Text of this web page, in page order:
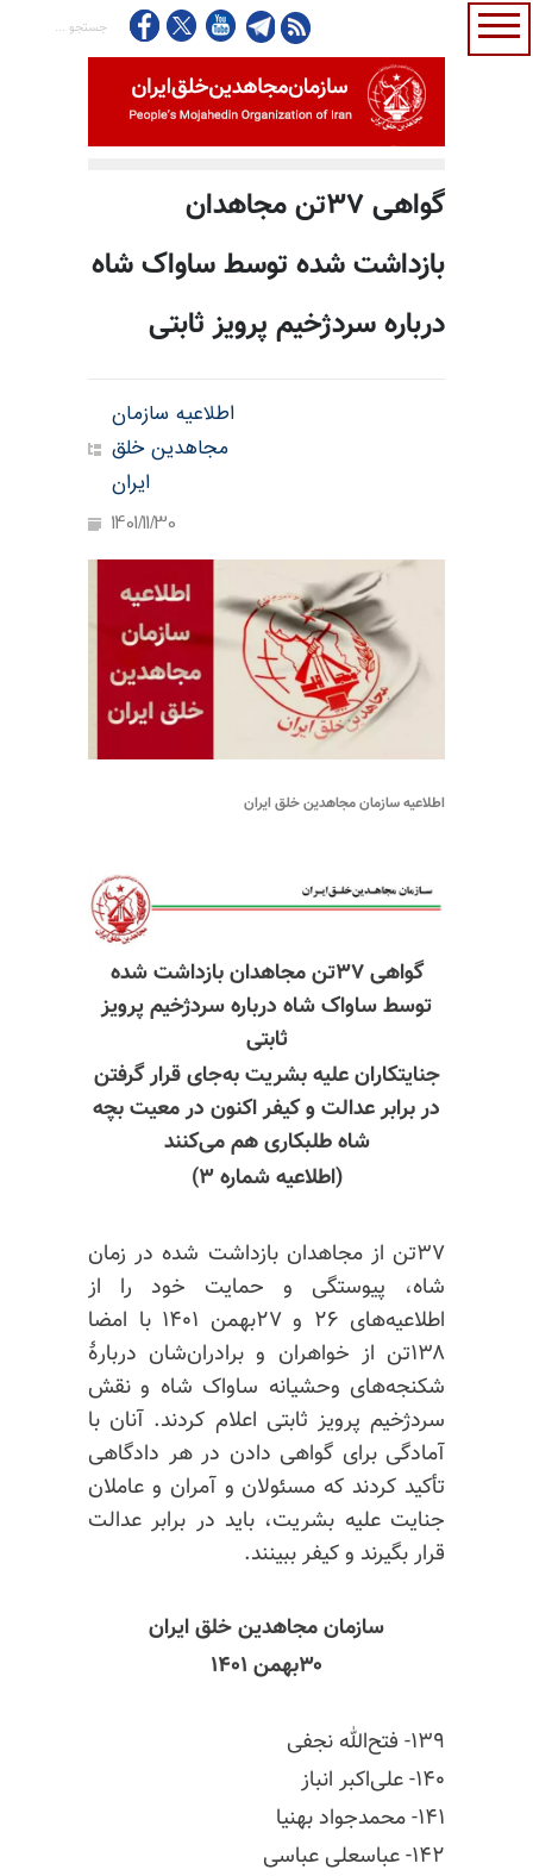
گواهی ۳۷تن مجاهدان
بازداشت شده توسط ساواک شاه
درباره سردژخیم پرویز ثابتی
اطلاعیه سازمان
مجاهدین خلق
ایران
1401/11/30
اطلاعیه سازمان مجاهدین خلق ایران
گواهی ۳۷تن مجاهدان بازداشت شده
توسط ساواک شاه درباره سردژخیم پرویز
ثابتی
جنایتکاران علیه بشریت به‌جای قرار گرفتن
در برابر عدالت و کیفر اکنون در معیت بچه
شاه طلبکاری هم می‌کنند
(اطلاعیه شماره ۳)
۳۷تن از مجاهدان بازداشت شده در زمان
شاه، پیوستگی و حمایت خود را از
اطلاعیه‌های ۲۶ و ۲۷بهمن ۱۴۰۱ با امضا
۱۳۸تن از خواهران و برادران‌شان دربارهٔ
شکنجه‌های وحشیانه ساواک شاه و نقش
سردژخیم پرویز ثابتی اعلام کردند. آنان با
آمادگی برای گواهی دادن در هر دادگاهی
تأکید کردند که مسئولان و آمران و عاملان
جنایت علیه بشریت، باید در برابر عدالت
قرار بگیرند و کیفر ببینند.
سازمان مجاهدین خلق ایران
۳۰بهمن ۱۴۰۱
۱۳۹- فتح‌الله نجفی
۱۴۰- علی‌اکبر انباز
۱۴۱- محمد‌جواد بهنیا
۱۴۲- عباسعلی عباسی‌